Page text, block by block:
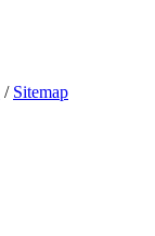
/ Sitemap